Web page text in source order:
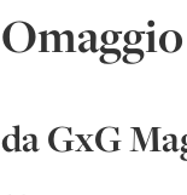
da GxG